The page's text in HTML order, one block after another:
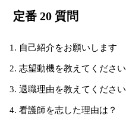
定番 20 質問
自己紹介をお願いします
志望動機を教えてください
退職理由を教えてください
看護師を志した理由は？